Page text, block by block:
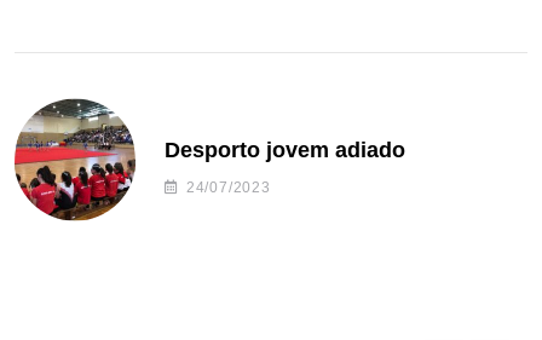
Desporto jovem adiado
24/07/2023